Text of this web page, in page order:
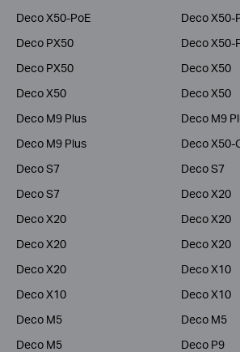
Deco X50-PoE
Deco X50-
Deco PX50
Deco X50-
Deco PX50
Deco X50
Deco X50
Deco X50
Deco M9 Plus
Deco M9
Deco M9 Plus
Deco X50-
Deco S7
Deco S7
Deco S7
Deco X20
Deco X20
Deco X20
Deco X20
Deco X20
Deco X20
Deco X10
Deco X10
Deco X10
Deco M5
Deco M5
Deco M5
Deco P9